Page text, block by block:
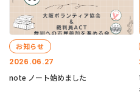
2026.06.27
お知らせ
note ノート始めました